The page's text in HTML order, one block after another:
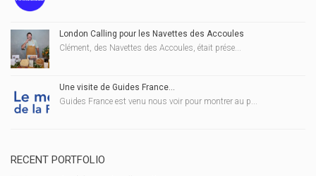
London Calling pour les Navettes des Accoules
Clément, des Navettes des Accoules, était prése...
Une visite de Guides France…
Guides France est venu nous voir pour montrer au p...
RECENT PORTFOLIO